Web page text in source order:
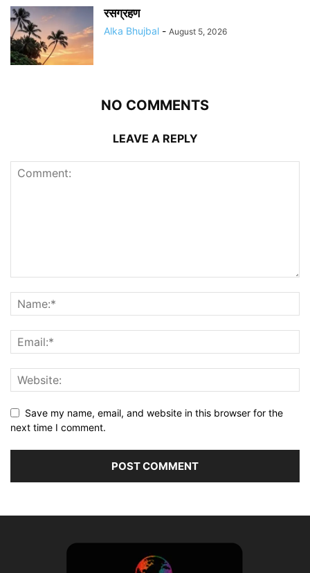
रसग्रहण
Alka Bhujbal - August 5, 2026
NO COMMENTS
LEAVE A REPLY
Save my name, email, and website in this browser for the
next time I comment.